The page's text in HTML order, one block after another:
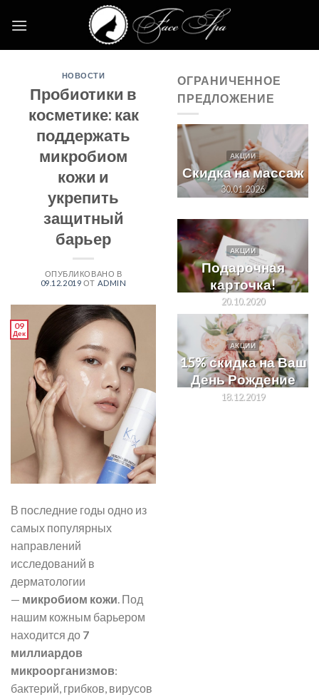
НОВОСТИ
Пробиотики в
косметике: как
поддержать
микробиом
кожи и
укрепить
защитный
барьер
ОПУБЛИКОВАНО В
09.12.2019 ОТ ADMIN
09
Дек
В последние годы одно из
самых популярных
направлений
исследований в
дерматологии
— микробиом кожи. Под
нашим кожным барьером
находится до 7
миллиардов
микроорганизмов:
бактерий, грибков, вирусов
ОГРАНИЧЕННОЕ
ПРЕДЛОЖЕНИЕ
АКЦИИ
Скидка на массаж
30.01.2026
АКЦИИ
Подарочная
карточка!
20.10.2020
АКЦИИ
15% скидка на Ваш
День Рождение
18.12.2019